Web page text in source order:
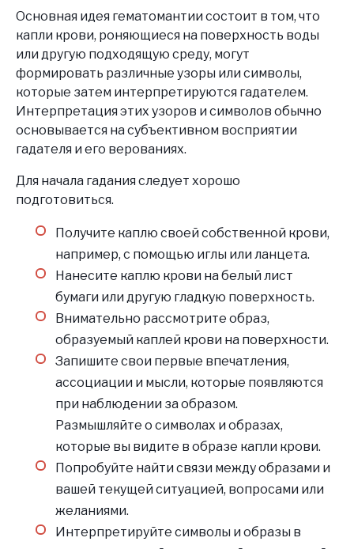
Основная идея гематомантии состоит в том, что
капли крови, роняющиеся на поверхность воды
или другую подходящую среду, могут
формировать различные узоры или символы,
которые затем интерпретируются гадателем.
Интерпретация этих узоров и символов обычно
основывается на субъективном восприятии
гадателя и его верованиях.
Для начала гадания следует хорошо
подготовиться.
Получите каплю своей собственной крови,
например, с помощью иглы или ланцета.
Нанесите каплю крови на белый лист
бумаги или другую гладкую поверхность.
Внимательно рассмотрите образ,
образуемый каплей крови на поверхности.
Запишите свои первые впечатления,
ассоциации и мысли, которые появляются
при наблюдении за образом.
Размышляйте о символах и образах,
которые вы видите в образе капли крови.
Попробуйте найти связи между образами и
вашей текущей ситуацией, вопросами или
желаниями.
Интерпретируйте символы и образы в